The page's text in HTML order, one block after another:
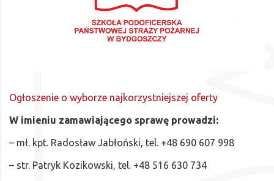
Ogłoszenie o wyborze najkorzystniejszej oferty
W imieniu zamawiającego sprawę prowadzi:
– mł. kpt. Radosław Jabłoński, tel. +48 690 607 998
– str. Patryk Kozikowski, tel. +48 516 630 734